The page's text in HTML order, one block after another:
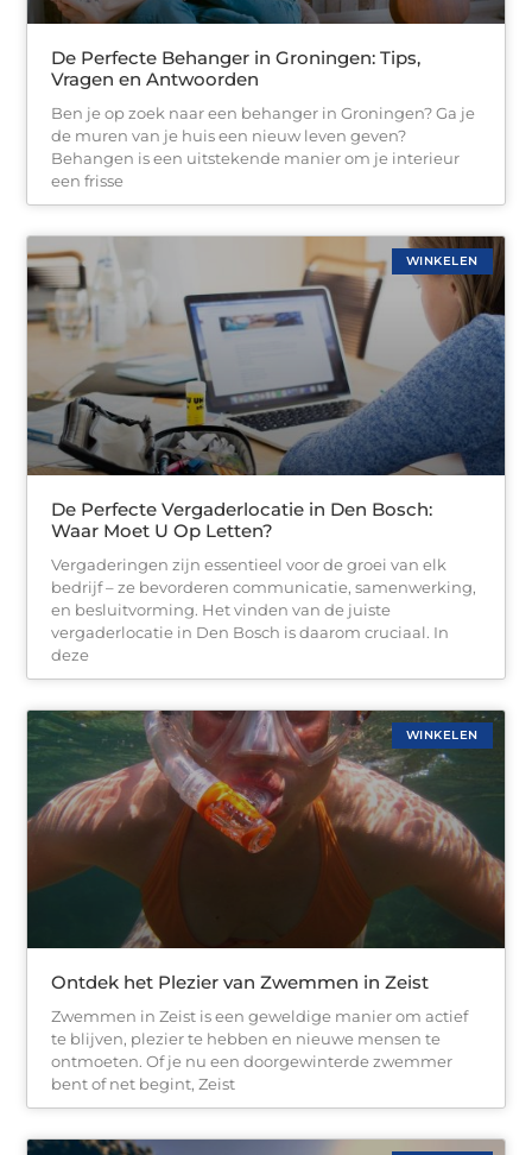
De Perfecte Behanger in Groningen: Tips,
Vragen en Antwoorden
Ben je op zoek naar een behanger in Groningen? Ga je
de muren van je huis een nieuw leven geven?
Behangen is een uitstekende manier om je interieur
een frisse
WINKELEN
De Perfecte Vergaderlocatie in Den Bosch:
Waar Moet U Op Letten?
Vergaderingen zijn essentieel voor de groei van elk
bedrijf – ze bevorderen communicatie, samenwerking,
en besluitvorming. Het vinden van de juiste
vergaderlocatie in Den Bosch is daarom cruciaal. In
deze
WINKELEN
Ontdek het Plezier van Zwemmen in Zeist
Zwemmen in Zeist is een geweldige manier om actief
te blijven, plezier te hebben en nieuwe mensen te
ontmoeten. Of je nu een doorgewinterde zwemmer
bent of net begint, Zeist